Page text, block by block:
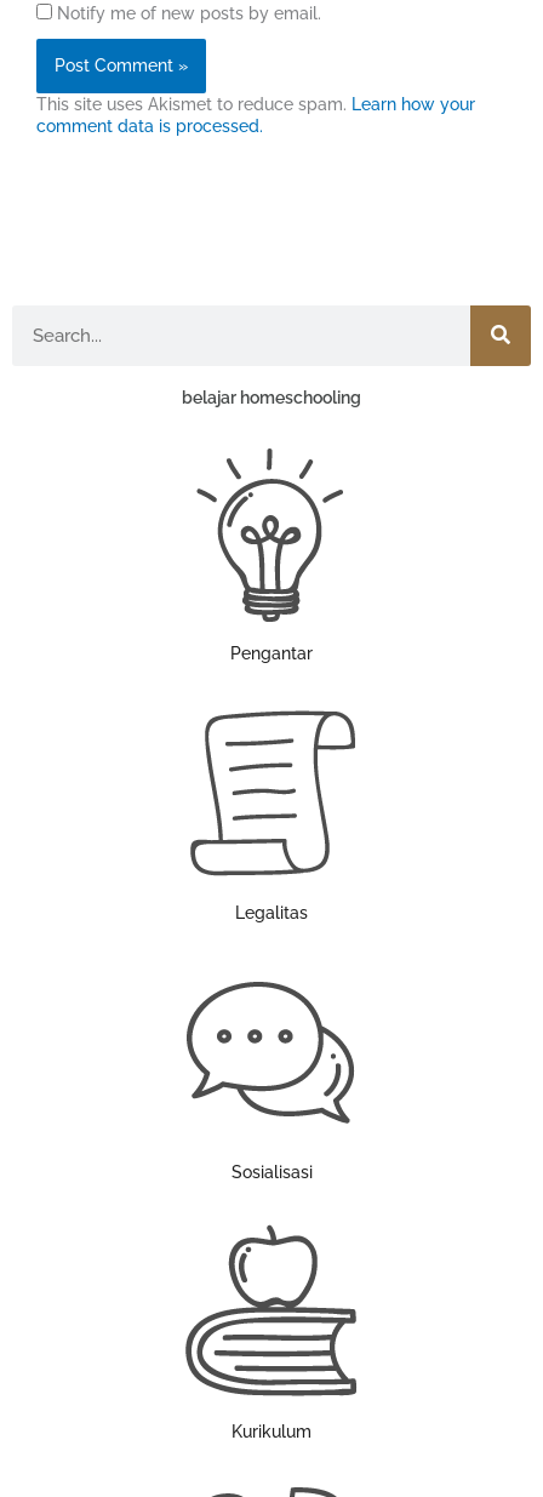
Notify me of new posts by email.
This site uses Akismet to reduce spam. Learn how your
comment data is processed.
belajar homeschooling
Pengantar
Legalitas
Sosialisasi
Kurikulum